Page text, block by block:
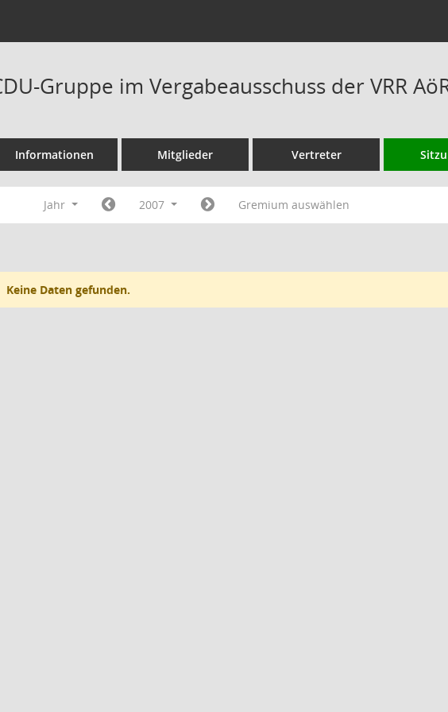
Gruppe im Vergabeausschuss der VRR
Informationen Mitglieder Vertreter
Jahr 2007 Gremium auswählen
Keine Daten gefunden.